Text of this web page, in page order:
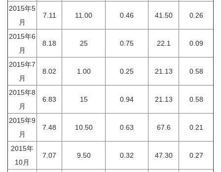
2015年5
月
7.11 11.00 0.46 41.50 0.26
2015年6
月
8.18 25 0.75 22.1 0.09
2015年7
月
8.02 1.00 0.25 21.13 0.58
2015年8
月
6.83 15 0.94 21.13 0.58
2015年9
月
7.48 10.50 0.63 67.6 0.21
2015年
10月
7.07 9.50 0.32 47.30 0.27